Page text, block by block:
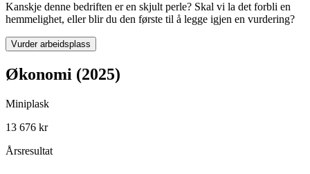
Kanskje denne bedriften er en skjult perle? Skal vi la det forbli en
hemmelighet, eller blir du den første til å legge igjen en vurdering?
Vurder arbeidsplass
Økonomi (2025)
Miniplask
13 676 kr
Årsresultat